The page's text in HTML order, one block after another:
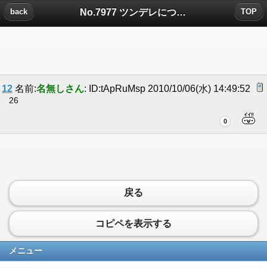
No.7977 ツンデレについたコメント
back TOP
12 名前:名無しさん: ID:tApRuMsp 2010/10/06(水) 14:49:52
26
0
戻る
コピペを表示する
メニュー